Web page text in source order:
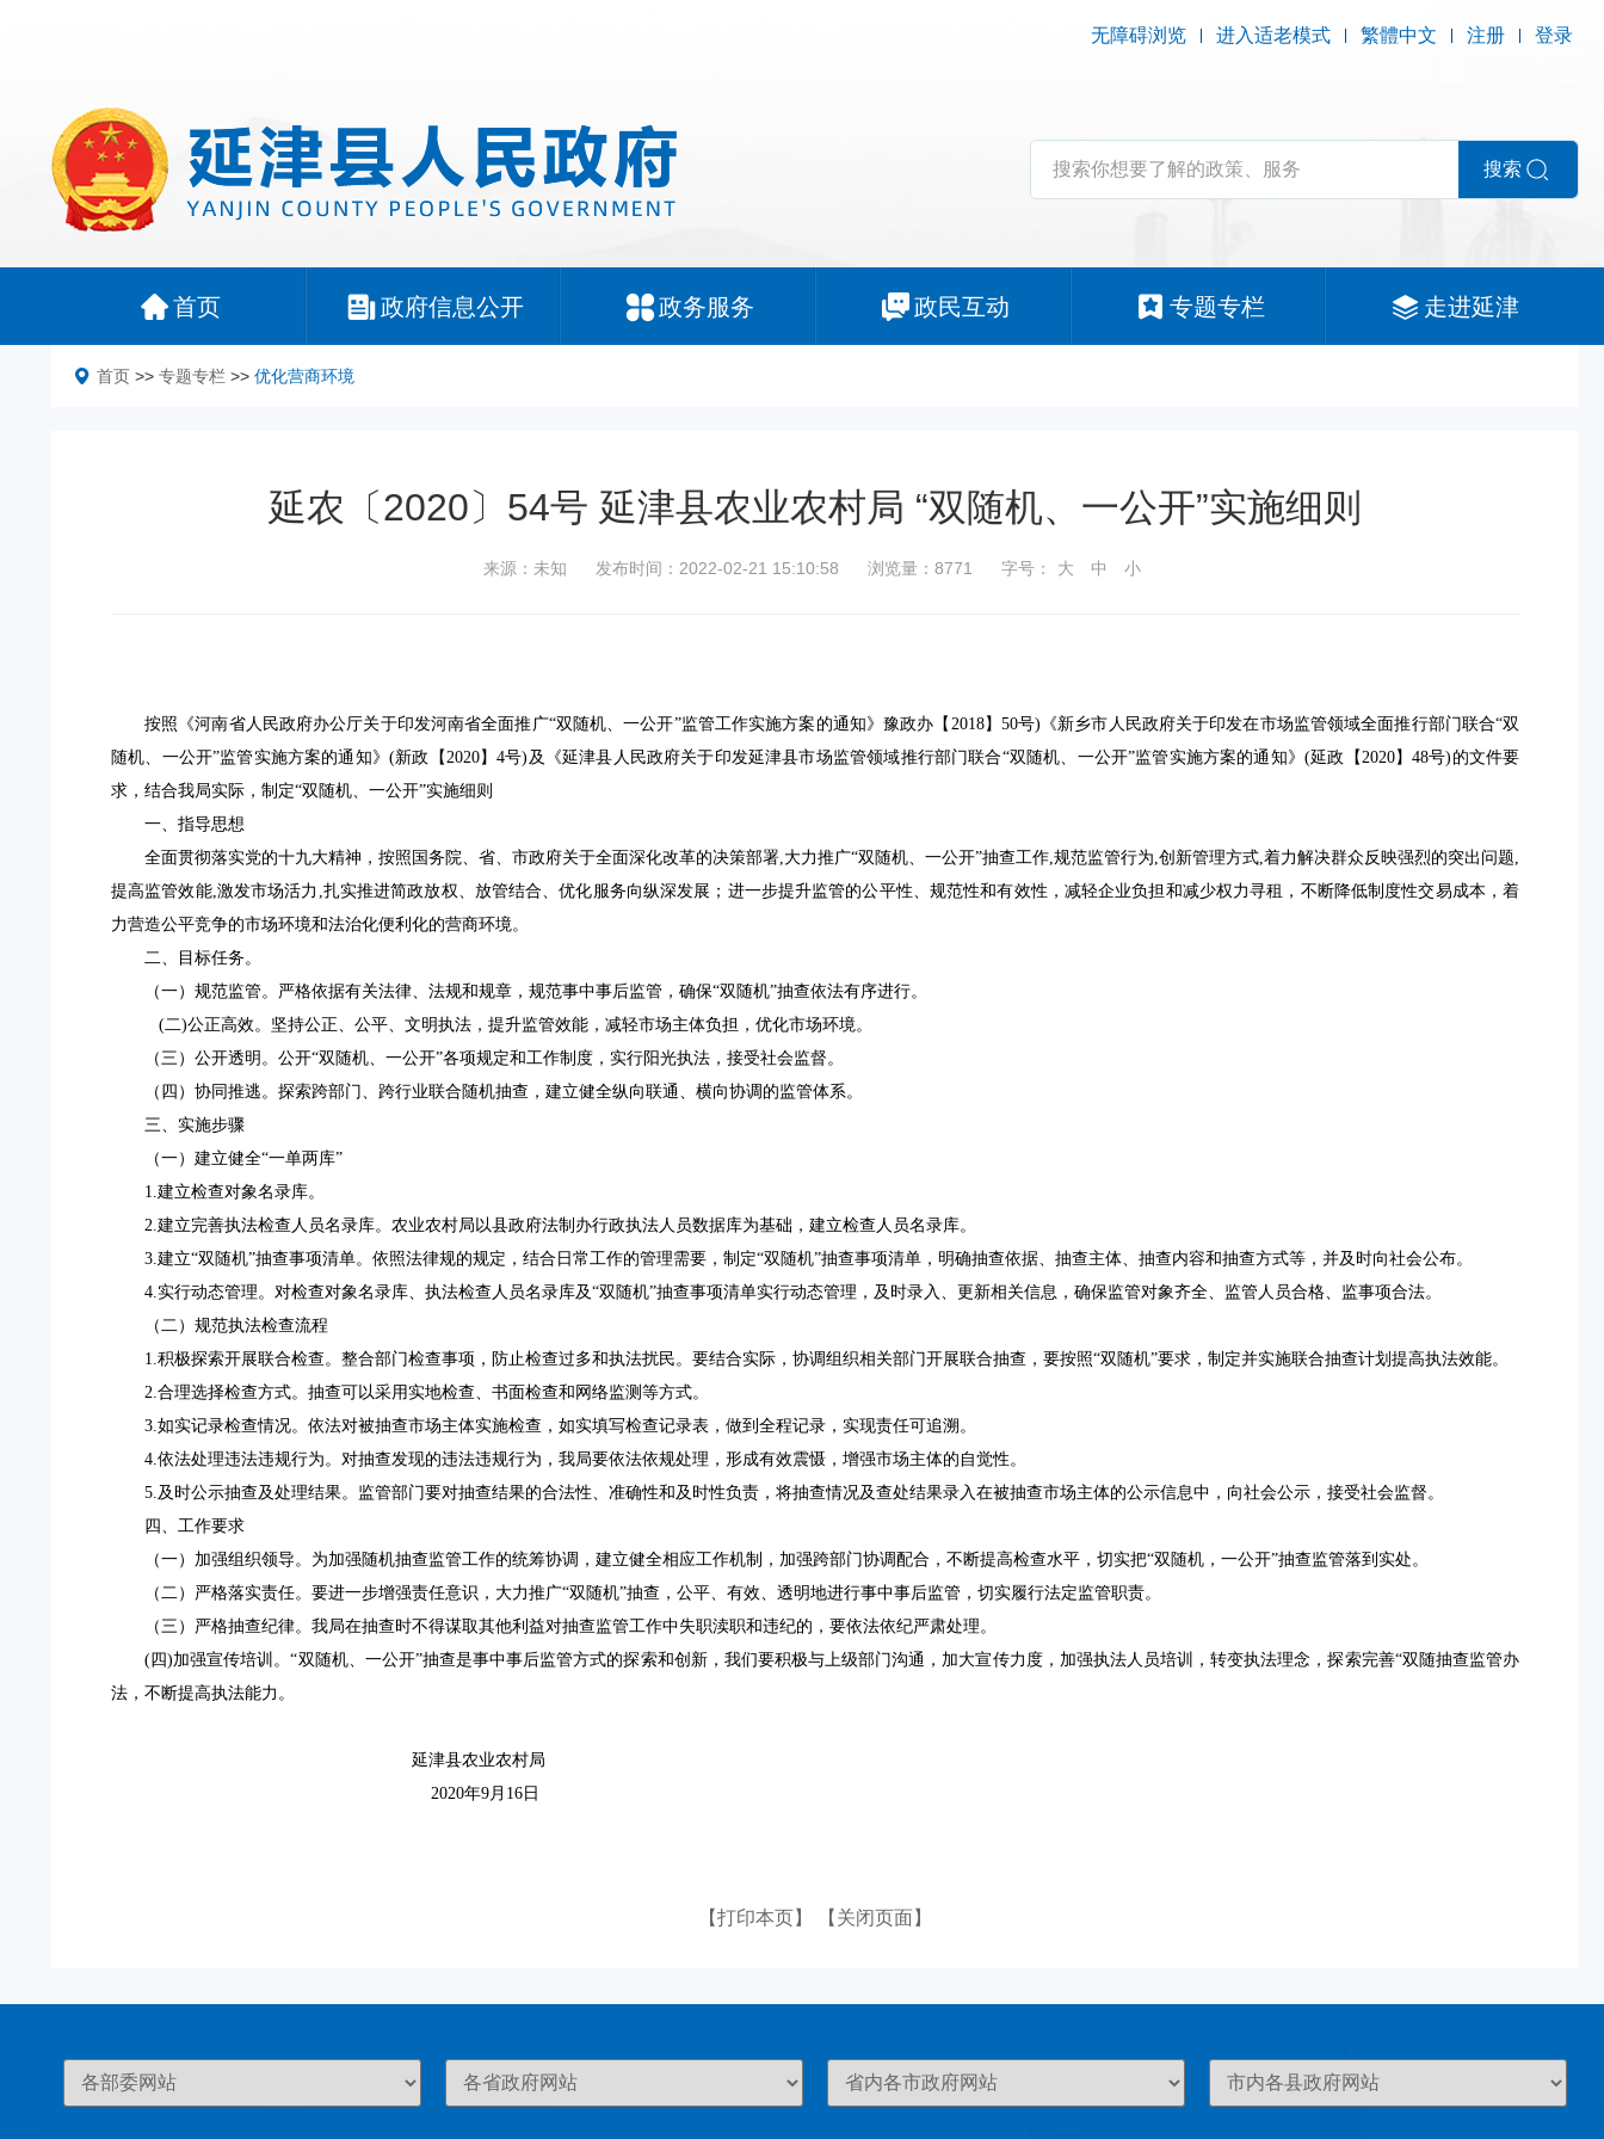
无障碍浏览 进入适老模式 繁體中文 注册 登录
搜索
首页 政府信息公开 政务服务 政民互动 专题专栏 走进延津
首页 >> 专题专栏 >> 优化营商环境
延农〔2020〕54号 延津县农业农村局 “双随机、一公开”实施细则
来源：未知 发布时间：2022-02-21 15:10:58 浏览量：8771 字号： 大 中 小
按照 《河南省人民政府办公厅关于印发河南省全面推广“双 随机、一公开”监管工作实施方案的通知》豫政办【2018】 50号)《新乡市人民政府关于印发在市场监管领域全面推行部门联合“双
随机、一公开”监管实施方案的通知》(新政【2020】4号) 及 《延津县 人民政府关于印发延津县市场监管领域推行部门联合“双 随机、一公开”监管实施方案的通知》(延政【2020】48号) 的文件要
求 ，结合我局实际，制定“双随机、一公开”实施细则
一、 指导思想
全面贯彻落实党的十九大精神，按照国务院、省、市政府关于全面深化改革的决策部署,大力推广“双随机、一公开”抽查工作,规范监管行为,创新管理方式,着力解决群众反映强烈的突出问题,
提高监管效能,激发市场活力,扎实推进简政放权、放管结合、优化服务向纵深发展；进一步提升监管的公平性、规范性和有效性，减轻企业负担和减少权力寻租，不断降低制度性交易成本，着
力营造公平竞争的市场环境和法治化便利化的营商环境。
二、目标任务。
（一）规范监管。严格依据有关法律、法规和规章，规范事中事后监管，确保“双随机”抽查依法有序进行。
(二)公正高效。坚持公正、公平、文明执法，提升监管效能，减轻市场主体负担，优化市场环境。
（三）公开透明。公开“双随机、一公开”各项规定和工作制度，实行阳光执法，接受社会监督。
（四）协同推逃。探索跨部门、跨行业联合随机抽查，建立健全纵向联通、横向协调的监管体系。
三、实施步骤
（一）建立健全“一单两库”
1.建立检查对象名录库。
2.建立完善执法检查人员名录库。 农业农村局以县政府法制办行政执法人员数据库为基础，建立检查人员名录库。
3.建立“双随机”抽查事项清单。依照法律规的规定，结合日常工作的管理需要，制定“双随机”抽查事项清单，明确抽查依据、抽查主体、抽查内容和抽查方式等，并及时向社会公布。
4.实行动态管理。对检查对象名录库、执法检查人员名录库及“双随机”抽查事项清单实行动态管理，及时录入、更新相关信息，确保监管对象齐全、监管人员合格、监事项合法。
（二）规范执法检查流程
1.积极探索开展联合检查。整合部门检查事项，防止检查过多和执法扰民。要结合实际，协调组织相关部门开展联合抽查，要按照“双随机”要求，制定并实施联合抽查计划提高执法效能。
2.合理选择检查方式。抽查可以采用实地检查、书面检查和网络监测等方式。
3.如实记录检查情况。依法对被抽查市场主体实施检查，如实填写检查记录表，做到全程记录，实现责任可追溯。
4.依法处理违法违规行为。对抽查发现的违法违规行为，我局要依法依规处理，形成有效震慑，增强市场主体的自觉性。
5.及时公示抽查及处理结果。监管部门要对抽查结果的合法性、准确性和及时性负责，将抽查情况及查处结果录入在被抽查市场主体的公示信息中，向社会公示，接受社会监督。
四、工作要求
（一）加强组织领导。为加强随机抽查监管工作的统筹协调，建立健全相应工作机制，加强跨部门协调配合，不断提高检查水平，切实把“双随机，一公开”抽查监管落到实处。
（二）严格落实责任。要进一步增强责任意识，大力推广“双随机”抽查，公平、有效、透明地进行事中事后监管，切实履行法定监管职责。
（三）严格抽查纪律。我局在抽查时不得谋取其他利益对抽查监管工作中失职渎职和违纪的，要依法依纪严肃处理。
(四)加强宣传培训。“双随机、一公开”抽查是事中事后监管方式的探索和创新，我们要积极与上级部门沟通，加大宣传力度，加强执法人员培训，转变执法理念，探索完善“双随抽查监管办
法，不断提高执法能力。
延津县农业农村局
2020年9月16日
【打印本页】 【关闭页面】